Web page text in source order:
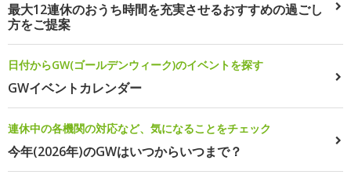
最大12連休のおうち時間を充実させるおすすめの過ごし
方をご提案
日付からGW(ゴールデンウィーク)のイベントを探す
GWイベントカレンダー
連休中の各機関の対応など、気になることをチェック
今年(2026年)のGWはいつからいつまで？